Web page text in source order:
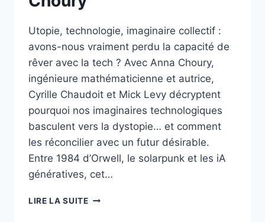
Utopie, technologie, imaginaire collectif :
avons-nous vraiment perdu la capacité de
rêver avec la tech ? Avec Anna Choury,
ingénieure mathématicienne et autrice,
Cyrille Chaudoit et Mick Levy décryptent
pourquoi nos imaginaires technologiques
basculent vers la dystopie… et comment
les réconcilier avec un futur désirable.
Entre 1984 d’Orwell, le solarpunk et les iA
génératives, cet…
LIRE LA SUITE ON